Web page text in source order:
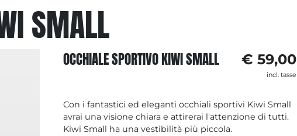
SMALL
OCCHIALE SPORTIVO KIWI SMALL € 59,00
incl. tasse
Con i fantastici ed eleganti occhiali sportivi Kiwi Small
avrai una visione chiara e attirerai l'attenzione di tutti.
Kiwi Small ha una vestibilità più piccola.